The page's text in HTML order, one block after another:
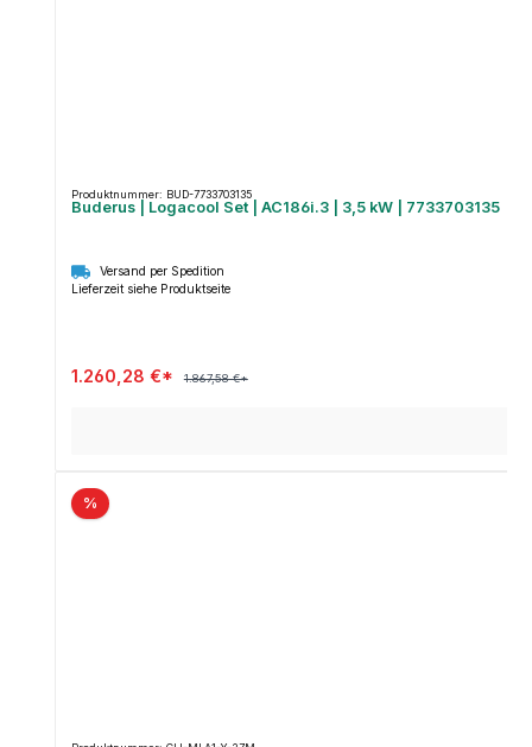
Produktnummer: BUD-7733703135
Buderus | Logacool Set | AC186i.3 | 3,5 kW | 7733703135
Versand per Spedition
Lieferzeit siehe Produktseite
1.260,28 €* 1.867,58 €*
%